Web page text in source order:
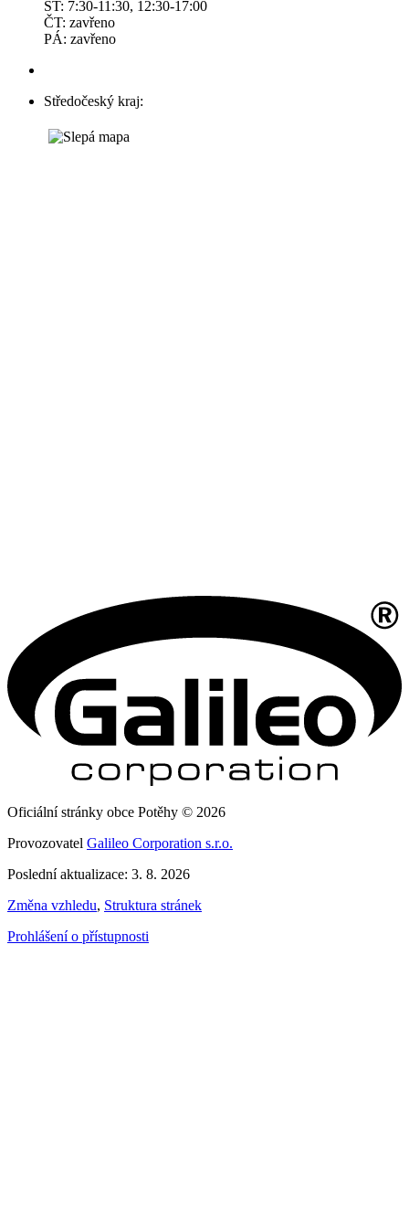
ST: 7:30-11:30, 12:30-17:00
ČT: zavřeno
PÁ: zavřeno
Středočeský kraj:
Oficiální stránky obce Potěhy © 2026
Provozovatel Galileo Corporation s.r.o.
Poslední aktualizace: 3. 8. 2026
Změna vzhledu, Struktura stránek
Prohlášení o přístupnosti